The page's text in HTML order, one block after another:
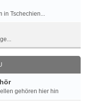
in Tschechien...
gehören hier hin